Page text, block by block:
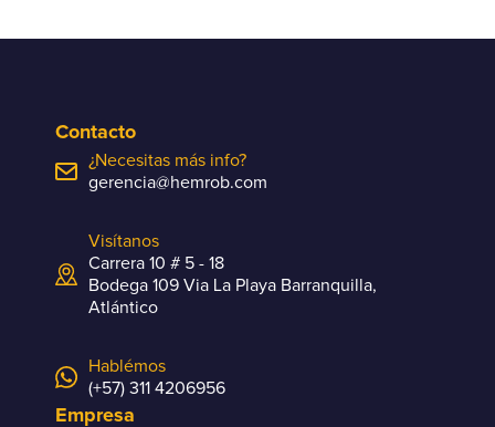
Contacto
¿Necesitas más info?
gerencia@hemrob.com
Visítanos
Carrera 10 # 5 - 18
Bodega 109 Via La Playa Barranquilla,
Atlántico
Hablémos
(+57) 311 4206956
Empresa